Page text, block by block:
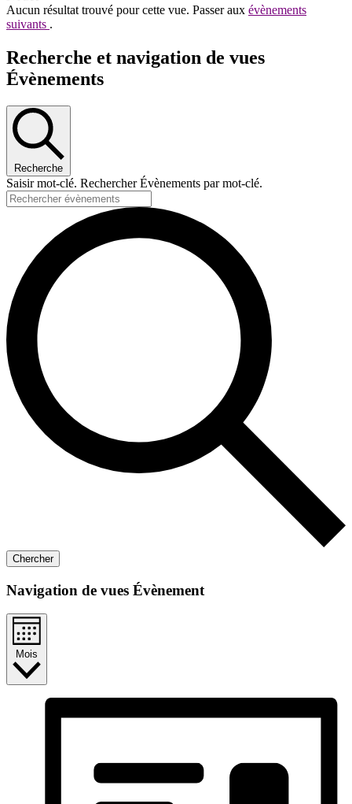
Aucun résultat trouvé pour cette vue. Passer aux évènements
suivants .
Recherche et navigation de vues
Évènements
Recherche
Saisir mot-clé. Rechercher Évènements par mot-clé.
Chercher
Navigation de vues Évènement
Mois